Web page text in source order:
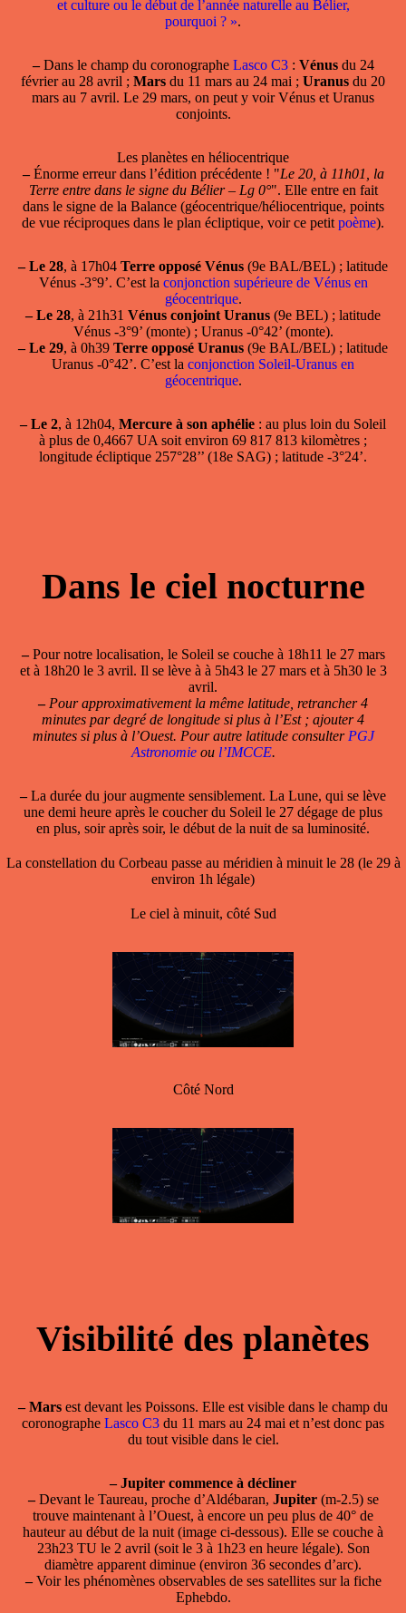
et culture ou le début de l’année naturelle au Bélier,
pourquoi ? ».
– Dans le champdu coronographe Lasco C3: Vénusdu 24
février au 28 avril ; Mars du 11 mars au 24 mai ; Uranus du 20
mars au 7 avril. Le 29 mars, on peut y voir Vénus et Uranus
conjoints.
Les planètes en héliocentrique
–Énorme erreur dans l’édition précédente ! "Le 20, à 11h01, la
Terre entre dans le signe du Bélier – Lg 0°". Elle entre en fait
dans le signe de la Balance (géocentrique/héliocentrique, points
de vue réciproques dans le plan écliptique, voir ce petit poème).
– Le 28, à 17h04 Terre opposé Vénus (9e BAL/BEL) ; latitude
Vénus -3°9’. C’est la conjonction supérieure de Vénus en
géocentrique.
– Le 28, à 21h31 Vénus conjoint Uranus (9e BEL) ; latitude
Vénus -3°9’ (monte) ; Uranus -0°42’ (monte).
– Le 29, à 0h39 Terre opposé Uranus (9e BAL/BEL) ; latitude
Uranus -0°42’. C’est la conjonction Soleil-Uranus en
géocentrique.
– Le 2, à 12h04, Mercure à son aphélie : au plus loin du Soleil
à plus de 0,4667 UA soit environ 69 817 813 kilomètres ;
longitude écliptique 257°28’’ (18e SAG) ; latitude -3°24’.
Dans le ciel nocturne
–Pour notre localisation, le Soleil se couche à 18h11 le 27 mars
et à 18h20 le 3 avril. Il se lève à à 5h43 le 27 mars et à 5h30 le 3
avril.
– Pour approximativement la même latitude, retrancher 4
minutes par degré de longitude si plus à l’Est ; ajouter 4
minutes si plus à l’Ouest. Pour autre latitude consulter PGJ
Astronomieou l’IMCCE.
–La durée du jour augmente sensiblement. La Lune, qui se lève
une demi heure après le coucher du Soleil le 27 dégage de plus
en plus, soir après soir, le début de la nuit de sa luminosité.
La constellation du Corbeau passe au méridien à minuit le 28 (le 29 à
environ 1h légale)
Le ciel à minuit, côté Sud
Côté Nord
Visibilité des planètes
– Mars est devant les Poissons. Elle est visible dans le champ du
coronographe Lasco C3 du 11 mars au 24 mai et n’est donc pas
du tout visible dans le ciel.
– Jupiter commence à décliner
–Devant le Taureau, proche d’Aldébaran, Jupiter(m-2.5) se
trouve maintenant à l’Ouest, à encore un peu plus de 40° de
hauteur au début de la nuit (image ci-dessous). Elle se couche à
23h23 TU le 2 avril (soit le 3 à 1h23 en heure légale). Son
diamètre apparent diminue (environ 36 secondes d’arc).
–Voir les phénomènes observables de ses satellites sur la fiche
Ephebdo.